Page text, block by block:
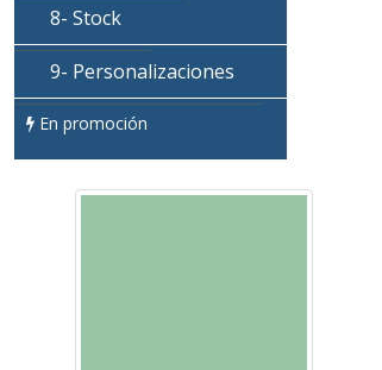
8- Stock
9- Personalizaciones
En promoción